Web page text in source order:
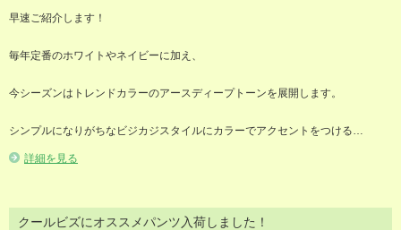
早速ご紹介します！
毎年定番のホワイトやネイビーに加え、
今シーズンはトレンドカラーのアースディープトーンを展開します。
シンプルになりがちなビジカジスタイルにカラーでアクセントをつける…
詳細を見る
クールビズにオススメパンツ入荷しました！